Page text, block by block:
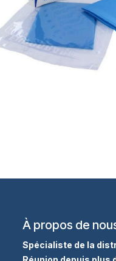
À propos de
Spécialiste de la